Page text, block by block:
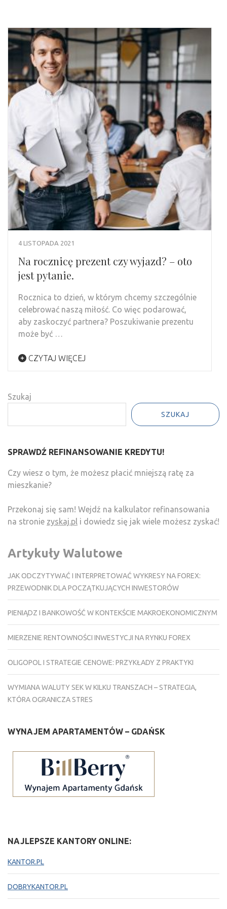
4 LISTOPADA 2021
Na rocznicę prezent czy wyjazd? – oto
jest pytanie.
Rocznica to dzień, w którym chcemy szczególnie
celebrować naszą miłość. Co więc podarować,
aby zaskoczyć partnera? Poszukiwanie prezentu
może być …
CZYTAJ WIĘCEJ
Szukaj
SZUKAJ
SPRAWDŹ REFINANSOWANIE KREDYTU!
Czy wiesz o tym, że możesz płacić mniejszą ratę za
mieszkanie?
Przekonaj się sam! Wejdź na kalkulator refinansowania
na stronie zyskaj.pl i dowiedz się jak wiele możesz zyskać!
Artykuły Walutowe
JAK ODCZYTYWAĆ I INTERPRETOWAĆ WYKRESY NA FOREX:
PRZEWODNIK DLA POCZĄTKUJĄCYCH INWESTORÓW
PIENIĄDZ I BANKOWOŚĆ W KONTEKŚCIE MAKROEKONOMICZNYM
MIERZENIE RENTOWNOŚCI INWESTYCJI NA RYNKU FOREX
OLIGOPOL I STRATEGIE CENOWE: PRZYKŁADY Z PRAKTYKI
WYMIANA WALUTY SEK W KILKU TRANSZACH – STRATEGIA,
KTÓRA OGRANICZA STRES
WYNAJEM APARTAMENTÓW – GDAŃSK
NAJLEPSZE KANTORY ONLINE:
KANTOR.PL
DOBRYKANTOR.PL